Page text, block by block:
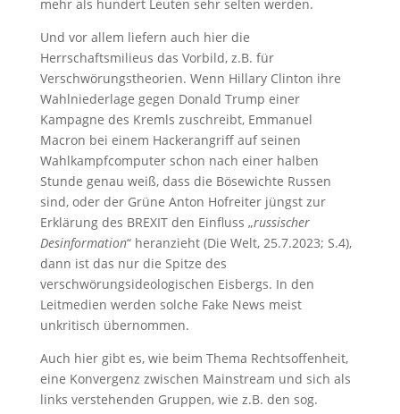
mehr als hundert Leuten sehr selten werden.
Und vor allem liefern auch hier die
Herrschaftsmilieus das Vorbild, z.B. für
Verschwörungstheorien. Wenn Hillary Clinton ihre
Wahlniederlage gegen Donald Trump einer
Kampagne des Kremls zuschreibt, Emmanuel
Macron bei einem Hackerangriff auf seinen
Wahlkampfcomputer schon nach einer halben
Stunde genau weiß, dass die Bösewichte Russen
sind, oder der Grüne Anton Hofreiter jüngst zur
Erklärung des BREXIT den Einfluss „russischer
Desinformation“ heranzieht (Die Welt, 25.7.2023; S.4),
dann ist das nur die Spitze des
verschwörungsideologischen Eisbergs. In den
Leitmedien werden solche Fake News meist
unkritisch übernommen.
Auch hier gibt es, wie beim Thema Rechtsoffenheit,
eine Konvergenz zwischen Mainstream und sich als
links verstehenden Gruppen, wie z.B. den sog.